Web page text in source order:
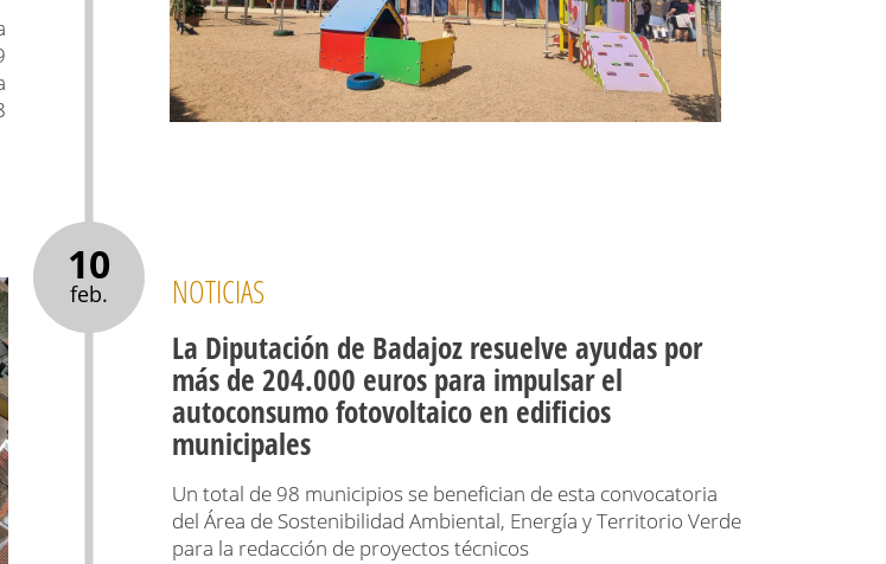
10
feb. NOTICIAS
La Diputación de Badajoz resuelve ayudas por
más de 204.000 euros para impulsar el
autoconsumo fotovoltaico en edificios
municipales
Un total de 98 municipios se benefician de esta convocatoria
del Área de Sostenibilidad Ambiental, Energía y Territorio Verde
para la redacción de proyectos técnicos